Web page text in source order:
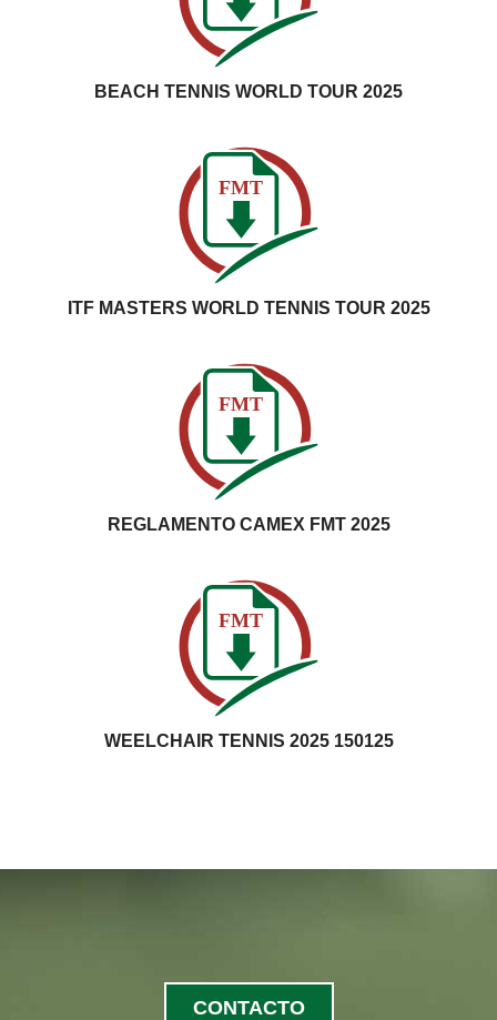
BEACH TENNIS WORLD TOUR 2025
FMT
ITF MASTERS WORLD TENNIS TOUR 2025
FMT
REGLAMENTO CAMEX FMT 2025
FMT
WEELCHAIR TENNIS 2025 150125
CONTACTO